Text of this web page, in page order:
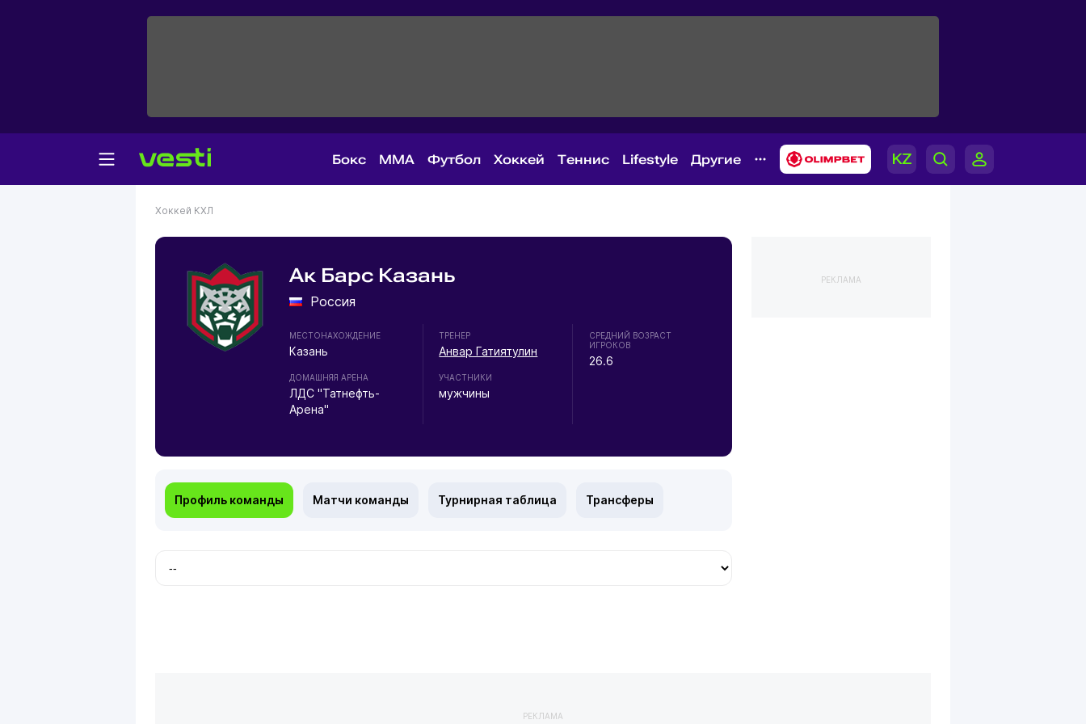
Бокс MMA Футбол Хоккей Теннис Lifestyle Другие
Хоккей КХЛ
Ак Барс Казань
Россия
МЕСТОНАХОЖДЕНИЕ
Казань
ДОМАШНЯЯ АРЕНА
ЛДС "Татнефть-
Арена"
ТРЕНЕР
Анвар Гатиятулин
УЧАСТНИКИ
мужчины
СРЕДНИЙ ВОЗРАСТ
ИГРОКОВ
26.6
Профиль команды Матчи команды Турнирная таблица Трансферы
РЕКЛАМА
РЕКЛАМА